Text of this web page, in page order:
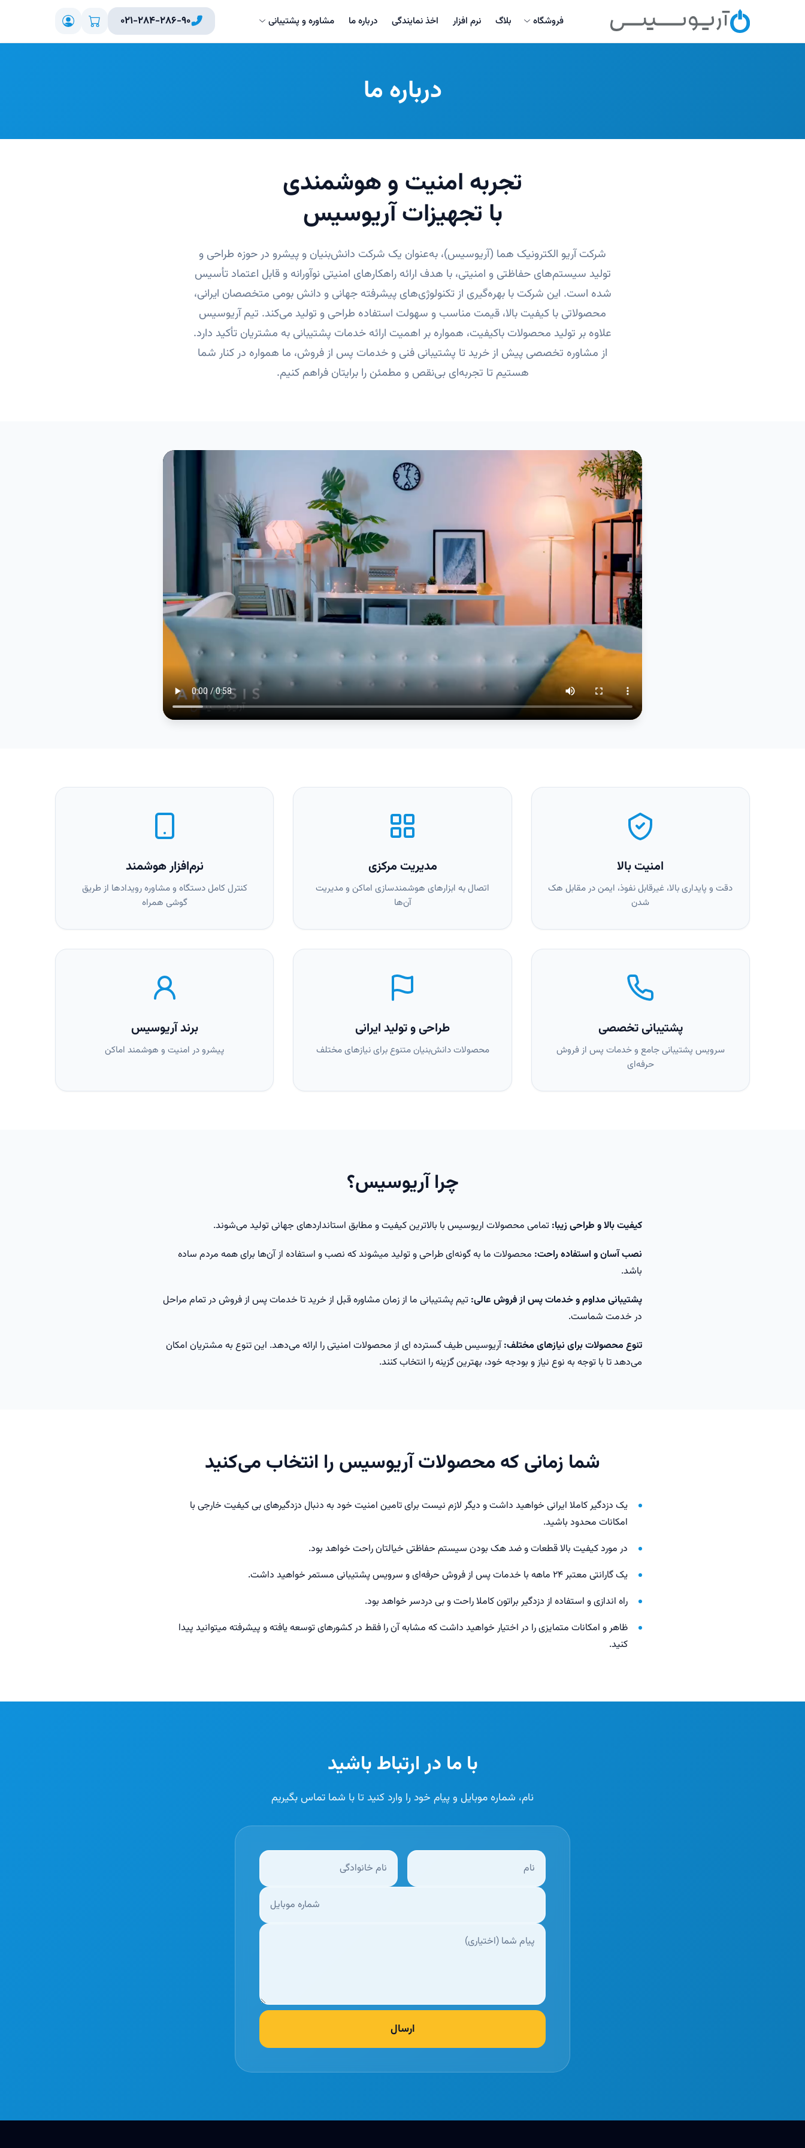
فروشگاه بلاگ نرم افزار اخذ نمایندگی درباره ما مشاوره و پشتیبانی ۰۲۱-۲۸۴-۲۸۶-۹۰
درباره ما
تجربه امنیت و هوشمندی
با تجهیزات آریوسیس
شرکت آریو الکترونیک هما (آریوسیس)، به‌عنوان یک شرکت دانش‌بنیان و پیشرو در حوزه طراحی و
تولید سیستم‌های حفاظتی و امنیتی، با هدف ارائه راهکارهای امنیتی نوآورانه و قابل اعتماد تأسیس
شده است. این شرکت با بهره‌گیری از تکنولوژی‌های پیشرفته جهانی و دانش بومی متخصصان ایرانی،
محصولاتی با کیفیت بالا، قیمت مناسب و سهولت استفاده طراحی و تولید می‌کند. تیم آریوسیس
علاوه بر تولید محصولات باکیفیت، همواره بر اهمیت ارائه خدمات پشتیبانی به مشتریان تأکید دارد.
از مشاوره تخصصی پیش از خرید تا پشتیبانی فنی و خدمات پس از فروش، ما همواره در کنار شما
هستیم تا تجربه‌ای بی‌نقص و مطمئن را برایتان فراهم کنیم.
امنیت بالا
دقت و پایداری بالا، غیرقابل نفوذ، ایمن در مقابل هک
شدن
مدیریت مرکزی
اتصال به ابزارهای هوشمندسازی اماکن و مدیریت
آن‌ها
نرم‌افزار هوشمند
کنترل کامل دستگاه و مشاوره رویدادها از طریق
گوشی همراه
پشتیبانی تخصصی
سرویس پشتیبانی جامع و خدمات پس از فروش
حرفه‌ای
طراحی و تولید ایرانی
محصولات دانش‌بنیان متنوع برای نیازهای مختلف
برند آریوسیس
پیشرو در امنیت و هوشمند اماکن
چرا آریوسیس؟
کیفیت بالا و طراحی زیبا: تمامی محصولات اریوسیس با بالاترین کیفیت و مطابق استانداردهای جهانی تولید می‌شوند.
نصب آسان و استفاده راحت: محصولات ما به گونه‌ای طراحی و تولید میشوند که نصب و استفاده از آن‌ها برای همه مردم ساده
باشد.
پشتیبانی مداوم و خدمات پس از فروش عالی: تیم پشتیبانی ما از زمان مشاوره قبل از خرید تا خدمات پس از فروش در تمام مراحل
در خدمت شماست.
تنوع محصولات برای نیازهای مختلف:آریوسیس طیف گسترده ای از محصولات امنیتی را ارائه می‌دهد. این تنوع به مشتریان امکان
می‌دهد تا با توجه به نوع نیاز و بودجه خود، بهترین گزینه را انتخاب کنند.
شما زمانی که محصولات آریوسیس را انتخاب می‌کنید
یک دزدگیر کاملا ایرانی خواهید داشت و دیگر لازم نیست برای تامین امنیت خود به دنبال دزدگیرهای بی کیفیت خارجی با
امکانات محدود باشید.
در مورد کیفیت بالا قطعات و ضد هک بودن سیستم حفاظتی خیالتان راحت خواهد بود.
یک گارانتی معتبر ۲۴ ماهه با خدمات پس از فروش حرفه‌ای و سرویس پشتیبانی مستمر خواهید داشت.
راه اندازی و استفاده از دزدگیر براتون کاملا راحت و بی دردسر خواهد بود.
ظاهر و امکانات متمایزی را در اختیار خواهید داشت که مشابه آن را فقط در کشورهای توسعه یافته و پیشرفته میتوانید پیدا
کنید.
با ما در ارتباط باشید
نام، شماره موبایل و پیام خود را وارد کنید تا با شما تماس بگیریم
ارسال